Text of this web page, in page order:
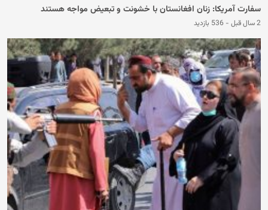
سفارت آمریکا: زنان افغانستان با خشونت و تبعیض مواجه هستند
2 سال قبل - 536 بازدید